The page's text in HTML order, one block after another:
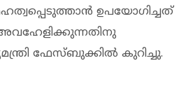
ഉപയോഗിച്ചത്
ഫേസ്ബുക്കിൽ കുറിച്ചു.